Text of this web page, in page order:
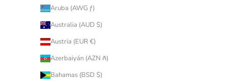
Aruba (AWG ƒ)
Australia (AUD $)
Austria (EUR €)
Azerbaiyán (AZN ₼)
Bahamas (BSD $)